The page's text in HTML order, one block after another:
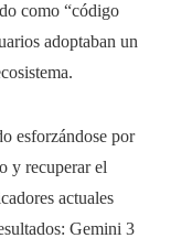
como “código
adoptaban un
esforzándose por
y recuperar el
actuales
Gemini 3